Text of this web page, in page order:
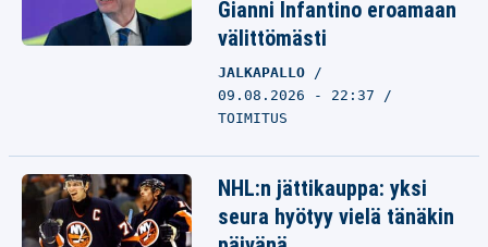
Gianni Infantino eroamaan
välittömästi
JALKAPALLO
09.08.2026 - 22:37
TOIMITUS
NHL:n jättikauppa: yksi
seura hyötyy vielä tänäkin